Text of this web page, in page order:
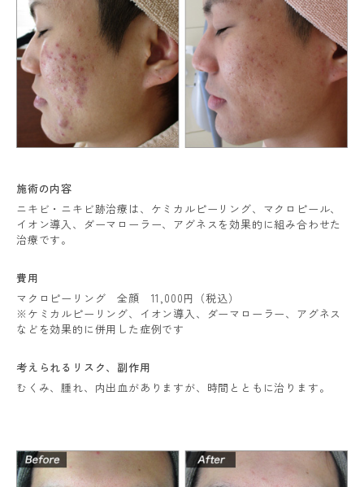
施術の内容
ニキビ・ニキビ跡治療は、ケミカルピーリング、マクロピール、
イオン導入、ダーマローラー、アグネスを効果的に組み合わせた
治療です。
費用
マクロピーリング 全顔 11,000円（税込）
※ケミカルピーリング、イオン導入、ダーマローラー、アグネス
などを効果的に併用した症例です
考えられるリスク、 副作用
むくみ、腫れ、内出血がありますが、時間とともに治ります。